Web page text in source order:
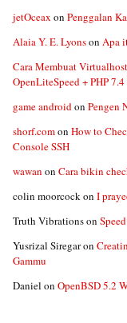
jetOceax on Penggalan
Alaia Y. E. Lyonson Apa
Cara Membuat
OpenLiteSpeed + PHP
game androidon Pengen
shorf.comon How to
Console SSH
wawan on Cara bikin
colin moorcockon I
Truth Vibrationson
Yusrizal Siregaron
Gammu
Daniel on OpenBSD 5.2